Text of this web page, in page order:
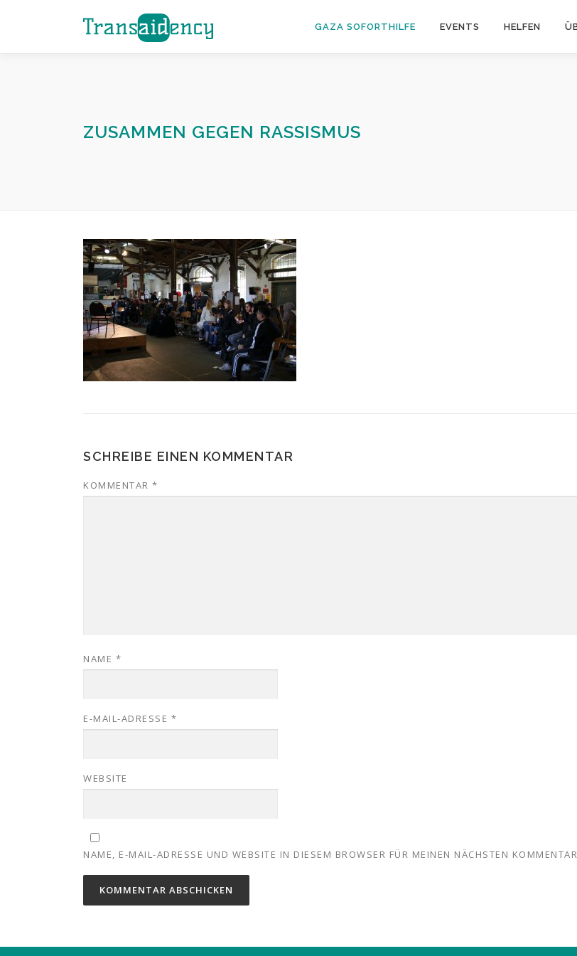
GAZA SOFORTHILFE EVENTS HELFEN
ZUSAMMEN GEGEN RASSISMUS
SCHREIBE EINEN KOMMENTAR
KOMMENTAR *
NAME *
E-MAIL-ADRESSE *
WEBSITE
NAME, E-MAIL-ADRESSE UND WEBSITE IN DIESEM BROWSER FÜR MEINEN NÄCHSTEN